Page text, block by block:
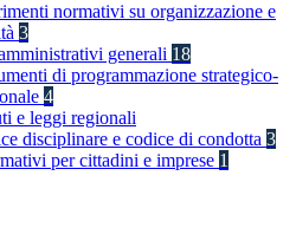
normativi su organizzazione e
3
generali 18
di programmazione strategico-
4
e leggi regionali
disciplinare e codice di condotta 3
per cittadini e imprese 1